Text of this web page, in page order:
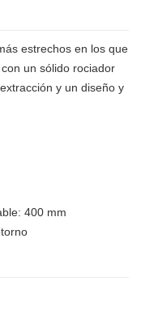
estrechos en los que
un sólido rociador
y un diseño y
400 mm